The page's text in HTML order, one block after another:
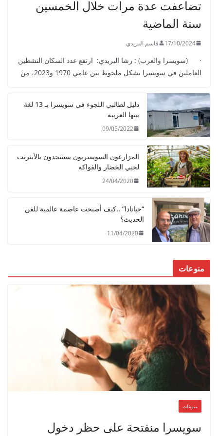
تضاعفت عدة مرات خلال الخمسين
سنة الماضية
17/10/2024 قاسم البريدي
· (سويسرا والعرب) : رشا البريدي: ارتفع عدد السكان النشطين
العاملين في سويسرا بشكل ملحوظ بين عامي 1970 و2023، من
دليل لطالبي اللجوء في سويسرا بـ 13 لغة
بينها العربية
09/05/2022
المزارعون السويسريون يستنجدون بالأنترنت
لجني الخضار والفواكه
24/04/2020
“جيانادا” ..كيف أصبحت عاصمة عالمية للفن
الحديث؟
11/04/2020
منوعات
منوعات
سويسرا منفتحة على حظر دخول